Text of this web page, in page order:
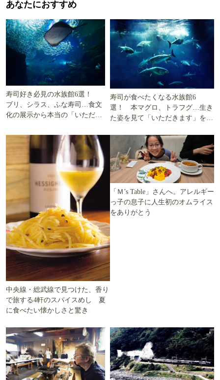
あなたにおすすめ
寿司好き必見の水族館6選！
ブリ、シラス、ふな寿司…食文
化の展示から本当の「いただき
寿司が食べたくなる水族館6
選！ 本マグロ、トラフグ…生き
た姿を見て「いただきます」を考
中央線・総武線で見つけた、香り
で旅する4軒のスパイスめし 夏
に食べたい懐かしさと驚き
「Ｍ’s Table」さんへ。アレルギー
っ子の息子に人生初のオムライス
をありがとう